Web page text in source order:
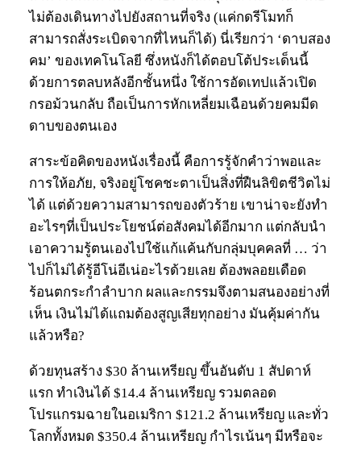
ไม่ต้องเดินทางไปยังสถานที่จริง (แค่กดรีโมทก็
สามารถสั่งระเบิดจากที่ไหนก็ได้) นี่เรียกว่า ‘ดาบสอง
คม’ ของเทคโนโลยี ซึ่งหนังก็ได้ตอบโต้ประเด็นนี้
ด้วยการตลบหลังอีกชั้นหนึ่ง ใช้การอัดเทปแล้วเปิด
กรอม้วนกลับ ถือเป็นการหักเหลี่ยมเฉือนด้วยคมมีด
ดาบของตนเอง
สาระข้อคิดของหนังเรื่องนี้ คือการรู้จักคำว่าพอและ
การให้อภัย, จริงอยู่โชคชะตาเป็นสิ่งที่ฝืนลิขิตชีวิตไม่
ได้ แต่ด้วยความสามารถของตัวร้าย เขาน่าจะยังทำ
อะไรๆที่เป็นประโยชน์ต่อสังคมได้อีกมาก แต่กลับนำ
เอาความรู้ตนเองไปใช้แก้แค้นกับกลุ่มบุคคลที่ … ว่า
ไปก็ไม่ได้รู้อีโน่อีเน่อะไรด้วยเลย ต้องพลอยเดือด
ร้อนตกระกำลำบาก ผลและกรรมจึงตามสนองอย่างที่
เห็น เงินไม่ได้แถมต้องสูญเสียทุกอย่าง มันคุ้มค่ากัน
แล้วหรือ?
ด้วยทุนสร้าง $30 ล้านเหรียญ ขึ้นอันดับ 1 สัปดาห์
แรก ทำเงินได้ $14.4 ล้านเหรียญ รวมตลอด
โปรแกรมฉายในอเมริกา $121.2 ล้านเหรียญ และทั่ว
โลกทั้งหมด $350.4 ล้านเหรียญ กำไรเน้นๆ มีหรือจะ